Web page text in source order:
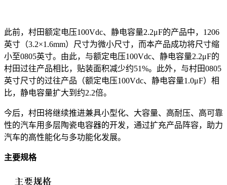
此前，村田额定电压100Vdc、静电容量2.2μF的产品中，1206
英寸（3.2×1.6mm）尺寸为微小尺寸，而本产品成功将尺寸缩
小至0805英寸。由此，与额定电压100Vdc、静电容量2.2μF的
村田过往产品相比，贴装面积减少约51%。此外，与村田0805
英寸尺寸的过往产品（额定电压100Vdc、静电容量1.0μF）相
比，静电容量扩大到约2.2倍。
今后，村田将继续推进兼具小型化、大容量、高耐压、高可靠
性的汽车用多层陶瓷电容器的开发，通过扩充产品阵容，助力
汽车的高性能化与多功能化发展。
主要规格